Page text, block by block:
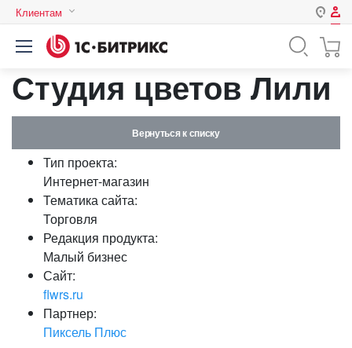
Клиентам
Казахстан
Авторизация
Зарегистрироваться
Логин
Пароль
Забыли свой пароль?
или войдите с помощью
Студия цветов Лили
Вернуться к списку
Тип проекта:
Интернет-магазин
Тематика сайта:
Торговля
Редакция продукта:
Малый бизнес
Сайт:
flwrs.ru
Партнер:
Пиксель Плюс